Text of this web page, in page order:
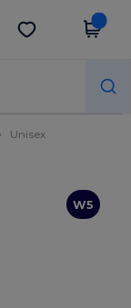
Hent app
Unisex
W5